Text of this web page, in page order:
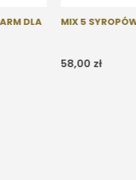
DLA MIX 5
58,00 zł